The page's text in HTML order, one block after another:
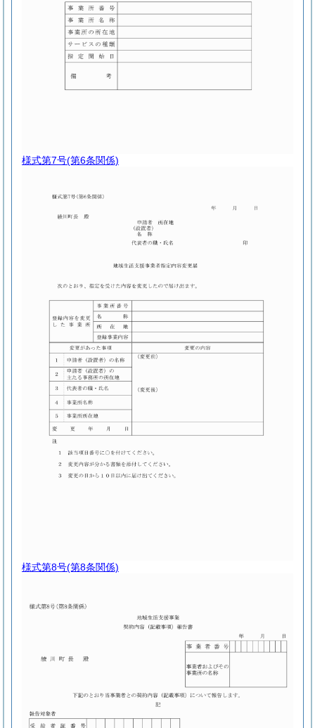
様式第7号(第6条関係)
様式第8号(第8条関係)